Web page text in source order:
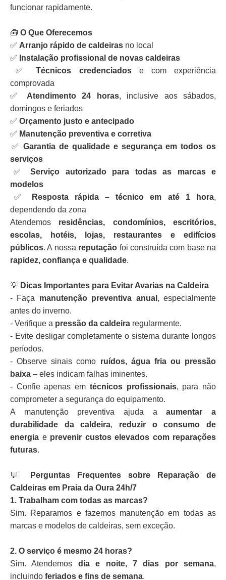
funcionar rapidamente.
🧰 O Que Oferecemos
✅ Arranjo rápido de caldeiras no local
✅ Instalação profissional de novas caldeiras
✅Técnicos credenciadose com experiência
comprovada
✅ Atendimento 24 horas, inclusive aos sábados,
domingos e feriados
✅ Orçamento justo e antecipado
✅ Manutenção preventiva e corretiva
✅Garantia de qualidade e segurança em todos os
serviços
✅Serviço autorizado para todas as marcas e
modelos
✅
Resposta rápida – técnico em até 1 hora,
dependendo da zona
Atendemos residências, condomínios, escritórios,
escolas, hotéis, lojas, restaurantes e edifícios
públicos. A nossa reputação foi construída com base na
rapidez, confiança e qualidade.
💡 Dicas Importantes para Evitar Avarias na Caldeira
- Faça manutenção preventiva anual , especialmente
antes do inverno.
- Verifique a pressão da caldeira regularmente.
- Evite desligar completamente o sistema durante longos
períodos.
- Observe sinais como ruídos, água fria ou pressão
baixa – eles indicam falhas iminentes.
- Confie apenas em técnicos profissionais, para não
comprometer a segurança do equipamento.
A manutenção preventiva ajuda aaumentar a
durabilidade da caldeira, reduzir o consumo de
energia e prevenir custos elevados com reparações
futuras.
💬
Perguntas Frequentes sobre Reparação de
Caldeiras em Praia da Oura 24h/7
1. Trabalham com todas as marcas?
Sim. Reparamos e fazemos manutenção em todas as
marcas e modelos de caldeiras, sem exceção.
2. O serviço é mesmo 24 horas?
Sim. Atendemos dia e noite, 7 dias por semana,
incluindo feriados e fins de semana.